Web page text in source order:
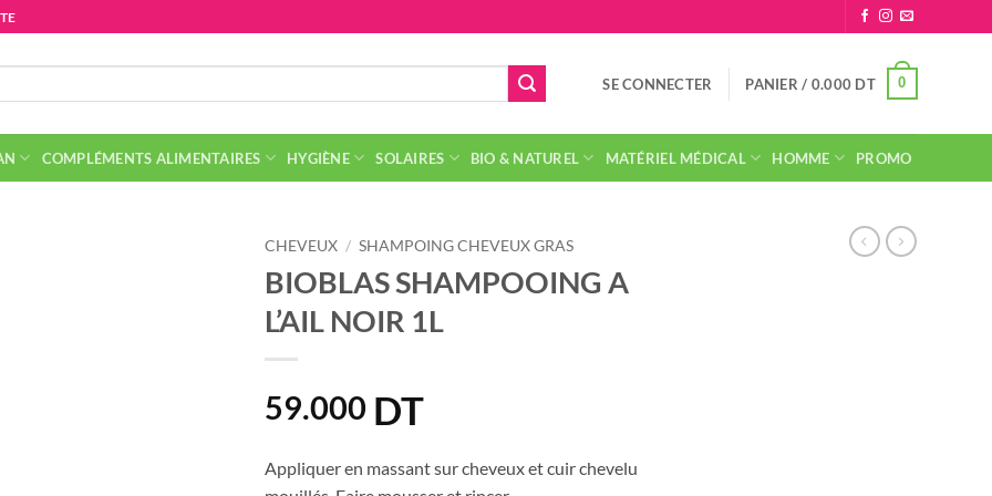
SE CONNECTER PANIER / 0.000 DT 0
COMPLÉMENTS ALIMENTAIRES HYGIÈNE SOLAIRES BIO & NATUREL MATÉRIEL MÉDICAL HOMME PROMO
CHEVEUX / SHAMPOING CHEVEUX GRAS
BIOBLAS SHAMPOOING A
L’AIL NOIR 1L
59.000 DT
Appliquer en massant sur cheveux et cuir chevelu